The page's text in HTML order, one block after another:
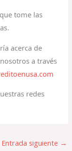
tome las
acerca de
a través
redes
Entrada siguiente →